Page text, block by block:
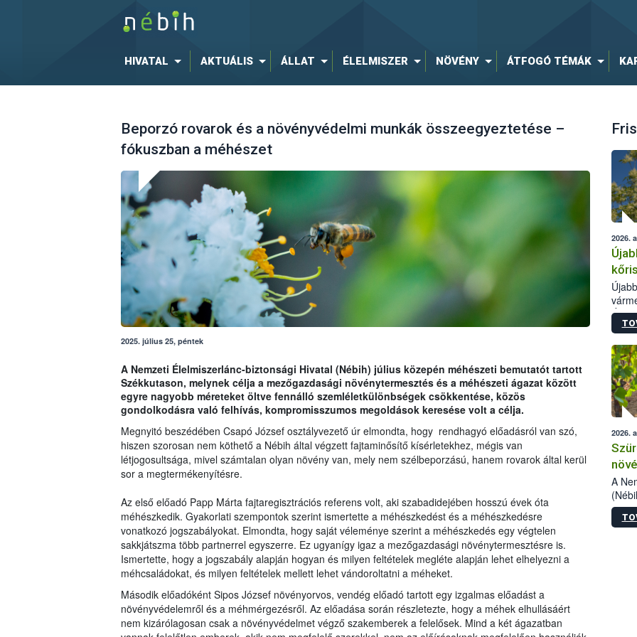
HIVATAL AKTUÁLIS ÁLLAT ÉLELMISZER NÖVÉNY ÁTFOGÓ TÉMÁK
Beporzó rovarok és a növényvédelmi munkák összeegyeztetése –
fókuszban a méhészet
2025. július 25, péntek
A Nemzeti Élelmiszerlánc-biztonsági Hivatal (Nébih) július közepén méhészeti bemutatót tartott
Székkutason, melynek célja a mezőgazdasági növénytermesztés és a méhészeti ágazat között
egyre nagyobb méreteket öltve fennálló szemléletkülönbségek csökkentése, közös
gondolkodásra való felhívás, kompromisszumos megoldások keresése volt a célja.
Megnyitó beszédében Csapó József osztályvezető úr elmondta, hogy rendhagyó előadásról van szó,
hiszen szorosan nem köthető a Nébih által végzett fajtaminősítő kísérletekhez, mégis van
létjogosultsága, mivel számtalan olyan növény van, mely nem szélbeporzású, hanem rovarok által kerül
sor a megtermékenyítésre.
Az első előadó Papp Márta fajtaregisztrációs referens volt, aki szabadidejében hosszú évek óta
méhészkedik. Gyakorlati szempontok szerint ismertette a méhészkedést és a méhészkedésre
vonatkozó jogszabályokat. Elmondta, hogy saját véleménye szerint a méhészkedés egy végtelen
sakkjátszma több partnerrel egyszerre. Ez ugyanígy igaz a mezőgazdasági növénytermesztésre is.
Ismertette, hogy a jogszabály alapján hogyan és milyen feltételek megléte alapján lehet elhelyezni a
méhcsaládokat, és milyen feltételek mellett lehet vándoroltatni a méheket.
Második előadóként Sipos József növényorvos, vendég előadó tartott egy izgalmas előadást a
növényvédelemről és a méhmérgezésről. Az előadása során részletezte, hogy a méhek elhullásáért
nem kizárólagosan csak a növényvédelmet végző szakemberek a felelősek. Mind a két ágazatban
2026.
2026.
A